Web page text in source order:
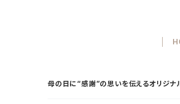
母の日に“感謝”の思いを伝えるオリジナ